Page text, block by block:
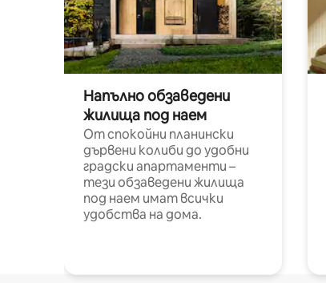
Напълно обзаведени
жилища под наем
От спокойни планински
дървени колиби до удобни
градски апартаменти –
тези обзаведени жилища
под наем имат всички
удобства на дома.